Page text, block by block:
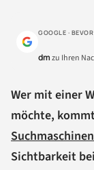
GOOGLE ·
dmzu Ihren
Wer mit einer
möchte,
Sichtbarkeit